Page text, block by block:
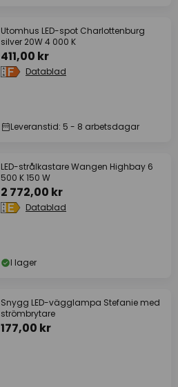
Utomhus LED-spot Charlottenburg
silver 20W 4 000 K
411,00 kr
Datablad
Leveranstid: 5 - 8 arbetsdagar
LED-strålkastare Wangen Highbay 6
500 K 150 W
2 772,00 kr
Datablad
I lager
Snygg LED-vägglampa Stefanie med
strömbrytare
177,00 kr